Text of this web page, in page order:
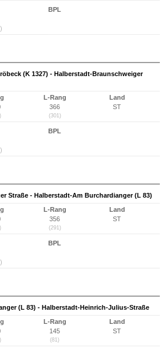
BPL
(K 1327) - Halberstadt-Braunschweiger
L-Rang
366
(301)
Land
ST
BPL
Straße - Halberstadt-Am Burchardianger (L 83)
L-Rang
356
(291)
Land
ST
BPL
(L 83) - Halberstadt-Heinrich-Julius-Straße
L-Rang
145
(81)
Land
ST